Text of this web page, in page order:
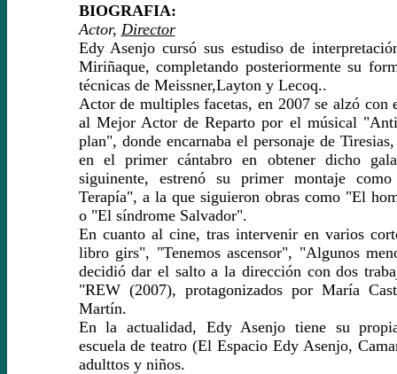
BIOGRAFIA:
Actor, Director
Edy Asenjo cursó sus estudiso de
Miriñaque, completando posteriormente su
técnicas de Meissner,Layton y Lecoq..
Actor de multiples facetas, en 2007 se alzó con
al Mejor Actor de Reparto por el músical
plan", donde encarnaba el personaje de
en el primer cántabro en obtener dicho
siguinente, estrenó su primer montaje
Terapía", a la que siguieron obras como "El
o "El síndrome Salvador".
En cuanto al cine, tras intervenir en varios
libro girs", "Tenemos ascensor", "Algunos
decidió dar el salto a la dirección con dos
"REW (2007), protagonizados por María
Martín.
En la actualidad, Edy Asenjo tiene su
escuela de teatro (El Espacio Edy Asenjo,
adulttos y niños.